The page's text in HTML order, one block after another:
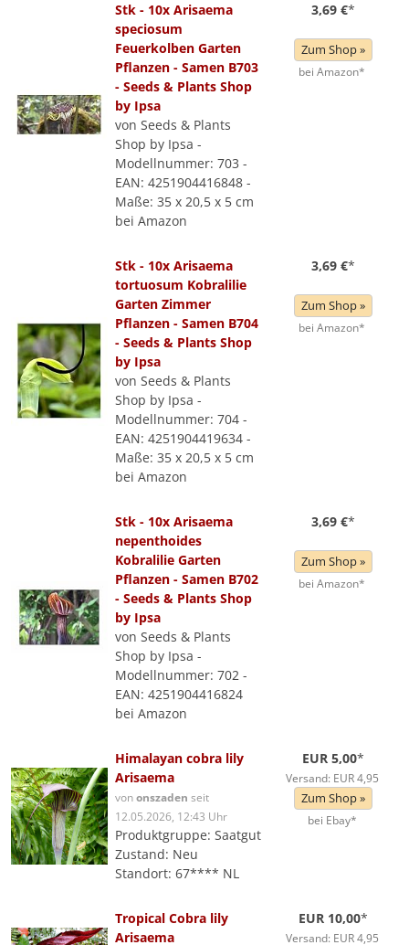
Stk - 10x Arisaema
speciosum
Feuerkolben Garten
Pflanzen - Samen B703
- Seeds & Plants Shop
by Ipsa
von Seeds & Plants
Shop by Ipsa -
Modellnummer: 703 -
EAN: 4251904416848 -
Maße: 35 x 20,5 x 5 cm
bei Amazon
3,69 €*
Zum Shop »
bei Amazon*
Stk - 10x Arisaema
tortuosum Kobralilie
Garten Zimmer
Pflanzen - Samen B704
- Seeds & Plants Shop
by Ipsa
von Seeds & Plants
Shop by Ipsa -
Modellnummer: 704 -
EAN: 4251904419634 -
Maße: 35 x 20,5 x 5 cm
bei Amazon
3,69 €*
Zum Shop »
bei Amazon*
Stk - 10x Arisaema
nepenthoides
Kobralilie Garten
Pflanzen - Samen B702
- Seeds & Plants Shop
by Ipsa
von Seeds & Plants
Shop by Ipsa -
Modellnummer: 702 -
EAN: 4251904416824
bei Amazon
3,69 €*
Zum Shop »
bei Amazon*
Himalayan cobra lily
Arisaema
vononszaden seit
12.05.2026, 12:43 Uhr
Produktgruppe: Saatgut
Zustand: Neu
Standort: 67**** NL
EUR 5,00*
Versand: EUR 4,95
Zum Shop »
bei Ebay*
Tropical Cobra lily
Arisaema
EUR 10,00*
Versand: EUR 4,95